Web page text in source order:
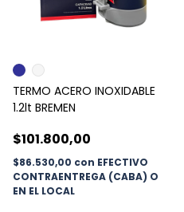
TERMO ACERO INOXIDABLE
1.2lt BREMEN
$101.800,00
$86.530,00 con EFECTIVO
CONTRAENTREGA (CABA) O
EN EL LOCAL